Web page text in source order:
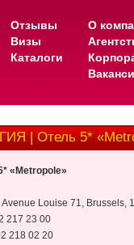
Отзывы
Визы
Каталоги
О
| Отель 5*
«Metropole»
Avenue Louise 71, Brussels,
217 23 00
218 02 20